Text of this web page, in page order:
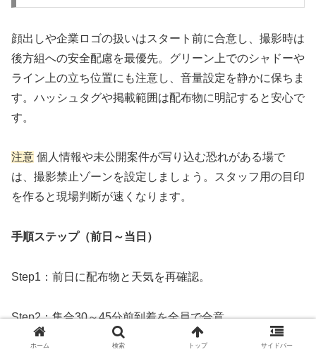
顔出しや企業ロゴの扱いはスタート前に合意し、撮影時は
後方組への安全配慮を最優先。グリーン上でのシャドーや
ライン上の立ち位置にも注意し、音量設定を静かに保ちま
す。ハッシュタグや掲載範囲は配布物に明記すると安心で
す。
注意 個人情報や未公開案件が写り込む恐れがある場で
は、撮影禁止ゾーンを設定しましょう。スタッフ用の目印
を作ると現場判断が速くなります。
手順ステップ（前日～当日）
Step1：前日に配布物と天気を再確認。
Step2：集合30～45分前到着を全員で合意。
ホーム 検索 トップ サイドバー